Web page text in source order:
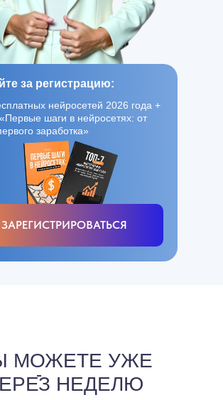
за регистрацию:
нейросетей 2026 года +
шаги в нейросетях: от
заработка»
ЗАРЕГИСТРИРОВАТЬСЯ
МОЖЕТЕ УЖЕ
НЕДЕЛЮ